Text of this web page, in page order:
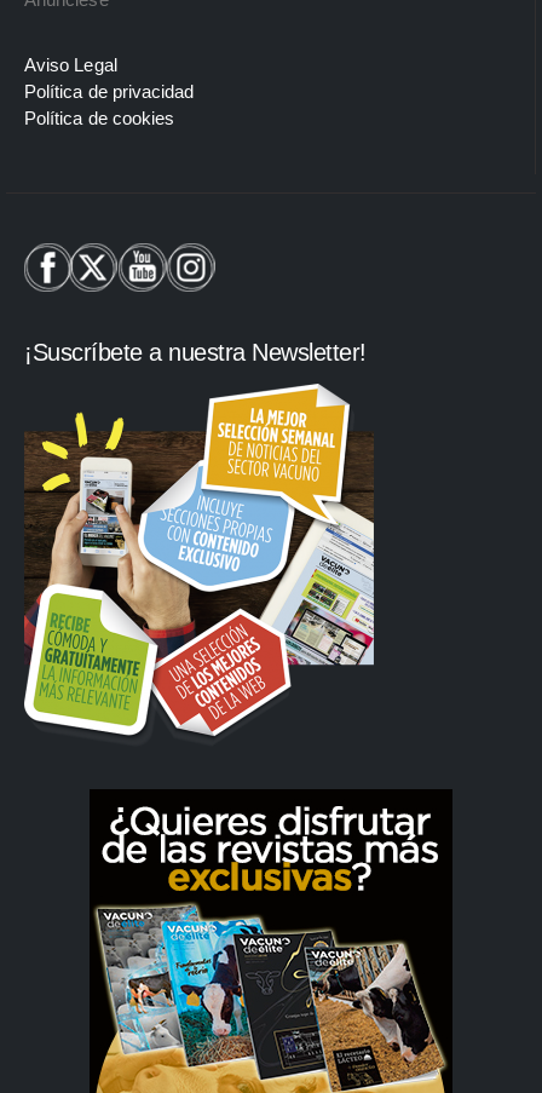
Aviso Legal
Política de privacidad
Política de cookies
¡Suscríbete a nuestra Newsletter!